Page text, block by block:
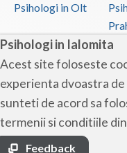
Psihologi in Ialomita
Acest site foloseste
experienta dvoastra
sunteti de acord sa
termenii si conditiile din
Feedback
Psihologi in Olt
Psihologi in Sibiu
Psihologi in Timis
Psihologi in Vaslui